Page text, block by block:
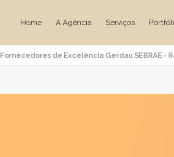
Home A Agência Serviços
Fornecedores de Excelência Gerdau SEBRAE -